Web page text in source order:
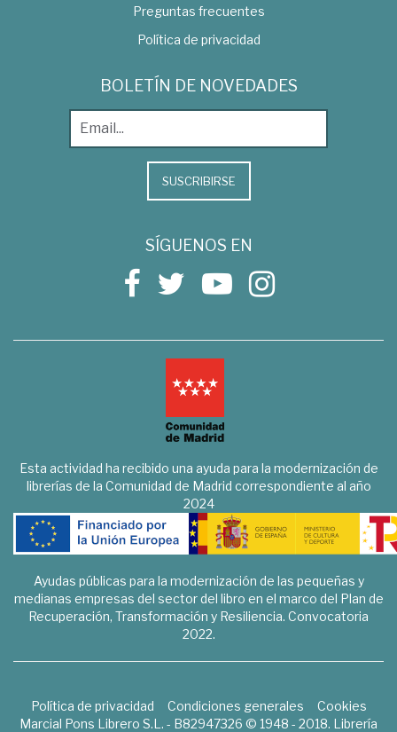
Preguntas frecuentes
Política de privacidad
BOLETÍN DE NOVEDADES
SUSCRIBIRSE
SÍGUENOS EN
Esta actividad ha recibido una ayuda para la modernización de
librerías de la Comunidad de Madrid correspondiente al año
2024
Ayudas públicas para la modernización de las pequeñas y
medianas empresas del sector del libro en el marco del Plan de
Recuperación, Transformación y Resiliencia. Convocatoria
2022.
Política de privacidad Condiciones generales
Cookies
Marcial Pons Librero S.L. - B82947326 © 1948 - 2018. Librería